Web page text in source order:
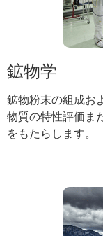
鉱物学
鉱物粉末の組成お
物質の特性評価ま
をもたらします。